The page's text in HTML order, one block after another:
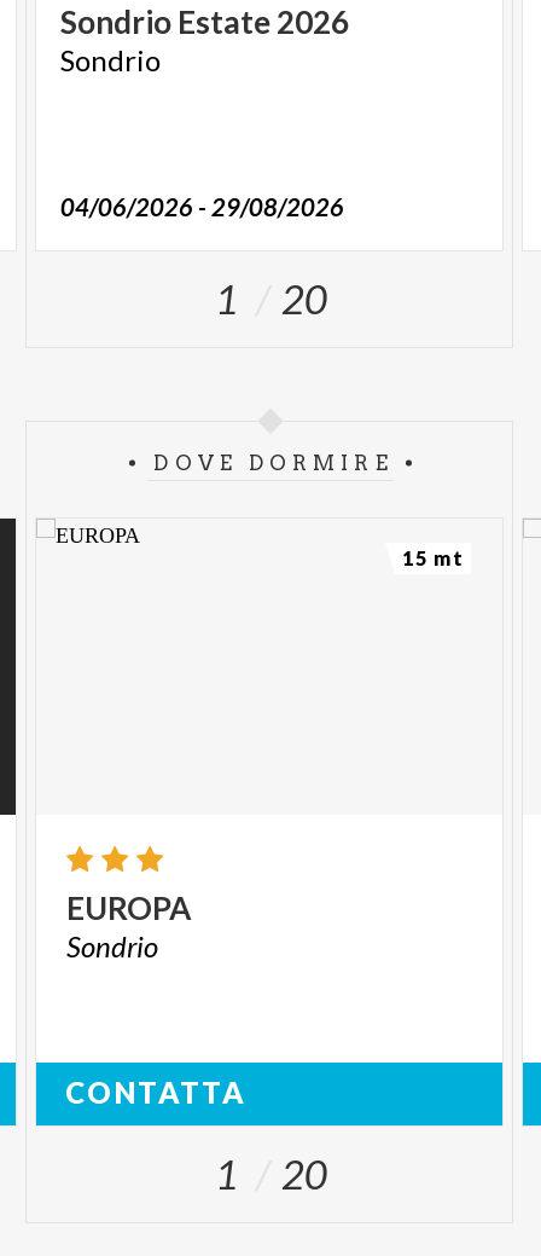
Sondrio Estate2026
Sondrio
04/06/2026 - 29/08/2026
1 20
DOVE DORMIRE
EUROPA
Sondrio
CONTATTA
15 mt
1 20